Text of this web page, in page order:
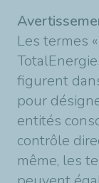
Les termes
figurent
pour
entités
contrôle
même, les